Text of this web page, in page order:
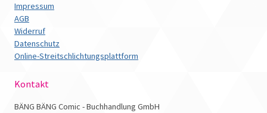
Impressum
AGB
Widerruf
Datenschutz
Online-Streitschlichtungsplattform
Kontakt
BÄNG BÄNG Comic - Buchhandlung GmbH